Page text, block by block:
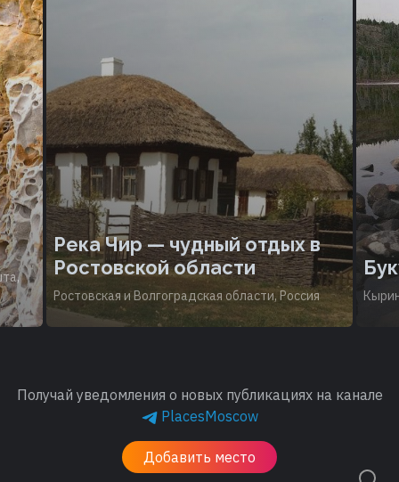
Река Чир — чудный отдых в
Ростовской области
Ростовская и Волгоградская области, Россия
Получай уведомления о новых публикациях на канале
PlacesMoscow
Добавить место